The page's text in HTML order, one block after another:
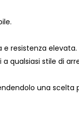
resistenza elevata.
qualsiasi stile di
una scelta